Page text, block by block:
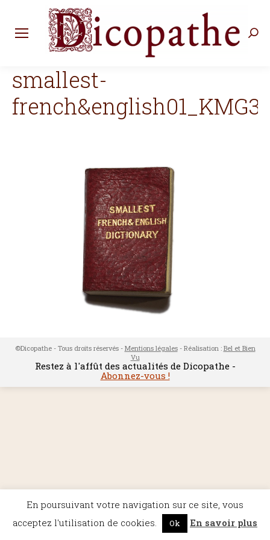
smallest-
©Dicopathe - Tous droits réservés - Mentions légales- Réalisation : Bel et Bien
Vu
Restez à l'affût des actualités de Dicopathe -
Abonnez-vous !
En poursuivant votre navigation sur ce site, vous
acceptez l'utilisation de cookies.
Ok En savoir plus